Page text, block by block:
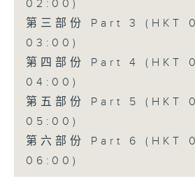
02:00)
第三部份 Part 3 (HKT
03:00)
第四部份 Part 4 (HKT
04:00)
第五部份 Part 5 (HKT
05:00)
第六部份 Part 6 (HKT
06:00)